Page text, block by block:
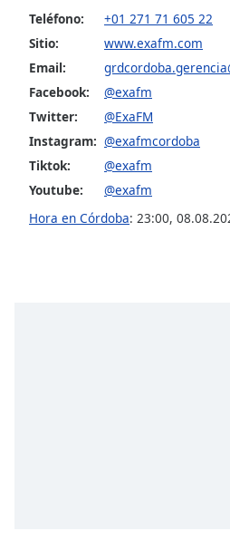
Opacity
Caption
Area
Background
Color
Teléfono:
+01 271 71 605 22
Sitio:
www.exafm.com
Email:
Facebook:
@exafm
Twitter:
@ExaFM
Instagram: @exafmcordoba
Tiktok:
@exafm
Youtube:
@exafm
Hora en Córdoba: 23:00,